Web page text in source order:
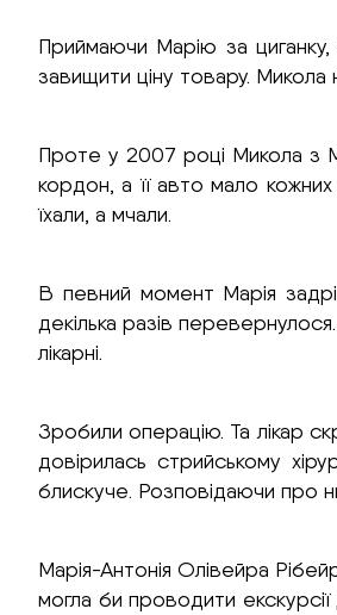
Приймаючи Марію за
завищити ціну товару.
Проте у 2007 році Микола з
кордон, а її авто мало
їхали, а мчали.
В певний момент Марія
декілька разів
лікарні.
Зробили операцію. Та лікар
довірилась стрийському
блискуче. Розповідаючи про
Марія-Антонія Олівейра
могла би проводити